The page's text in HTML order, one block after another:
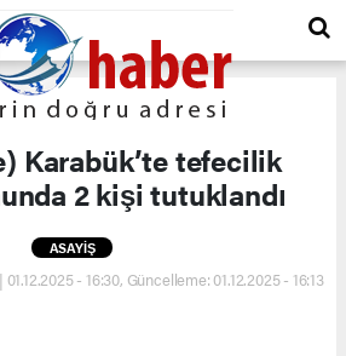
Karabük’te tefecilik
2 kişi tutuklandı
ASAYİŞ
- 16:30, Güncelleme: 01.12.2025 - 16:13